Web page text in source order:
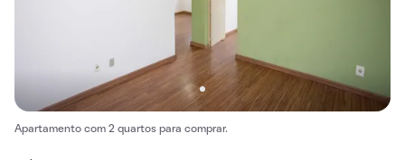
Apartamento com 2 quartos para comprar.